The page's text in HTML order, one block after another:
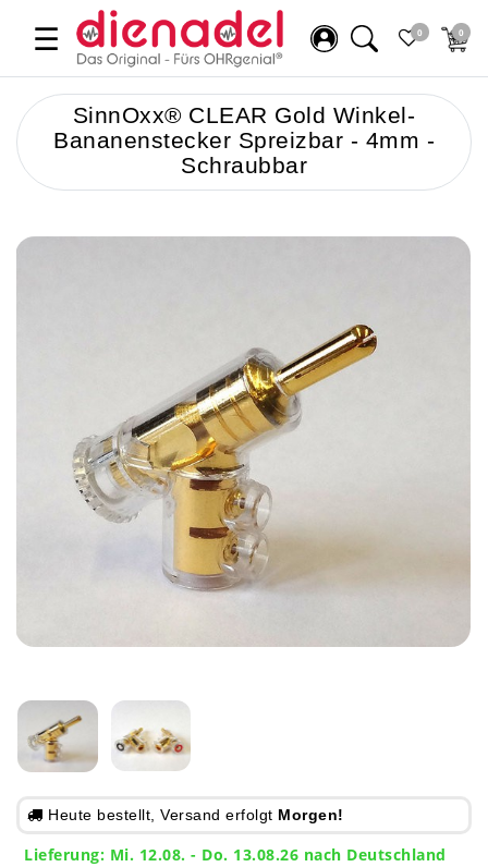
☰ 0 0
SinnOxx® CLEAR Gold Winkel-
Bananenstecker Spreizbar - 4mm -
Schraubbar
Heute bestellt, Versand erfolgt Morgen!
Lieferung: Mi. 12.08. - Do. 13.08.26 nach Deutschland